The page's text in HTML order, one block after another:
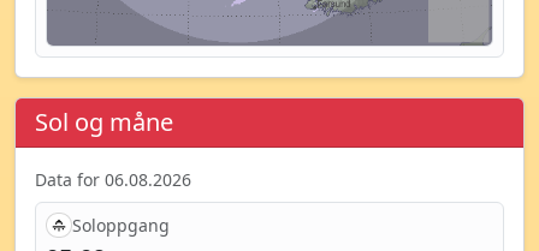
Sol og måne
Data for 06.08.2026
Soloppgang